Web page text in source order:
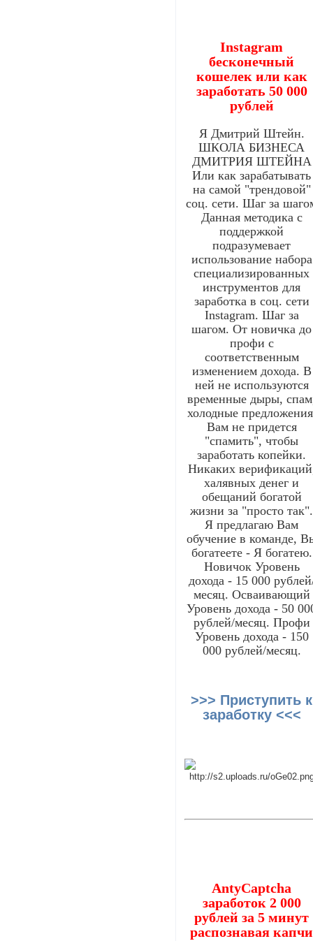
Instagram
бесконечный
кошелек или как
заработать 50 000
рублей
Я Дмитрий Штейн.
ШКОЛА БИЗНЕСА
ДМИТРИЯ ШТЕЙНА
Или как зарабатывать
на самой "трендовой"
соц. сети. Шаг за
Данная методика с
поддержкой
подразумевает
использование набора
специализированных
инструментов для
заработка в соц. сети
Instagram. Шаг за
шагом. От новичка до
профи с
соответственным
изменением дохода. В
ней не используются
временные дыры,
холодные
Вам не придется
"спамить", чтобы
заработать копейки.
Никаких
халявных денег и
обещаний богатой
жизни за "просто так".
Я предлагаю Вам
обучение в команде,
богатеете - Я богатею.
Новичок Уровень
дохода - 15 000
месяц. Осваивающий
Уровень дохода - 50
рублей/месяц. Профи
Уровень дохода - 150
000 рублей/месяц.
>>> Приступить к
заработку <<<
AntyCaptcha
заработок 2 000
рублей за 5 минут
распознавая капчи